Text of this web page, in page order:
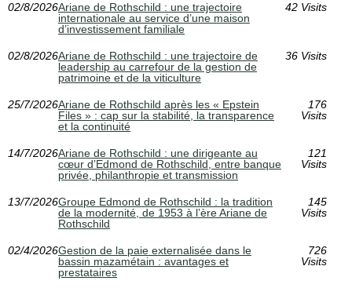
02/8/2026Ariane de Rothschild : une trajectoire
internationale au service d’une maison
d’investissement familiale
42 Visits
02/8/2026Ariane de Rothschild : une trajectoire de
leadership au carrefour de la gestion de
patrimoine et de la viticulture
36 Visits
25/7/2026Ariane de Rothschild après les « Epstein
Files » : cap sur la stabilité, la transparence
et la continuité
176
Visits
14/7/2026Ariane de Rothschild : une dirigeante au
cœur d’Edmond de Rothschild, entre banque
privée, philanthropie et transmission
121
Visits
13/7/2026Groupe Edmond de Rothschild : la tradition
de la modernité, de 1953 à l’ère Ariane de
Rothschild
145
Visits
02/4/2026Gestion de la paie externalisée dans le
bassin mazamétain : avantages et
prestataires
726
Visits